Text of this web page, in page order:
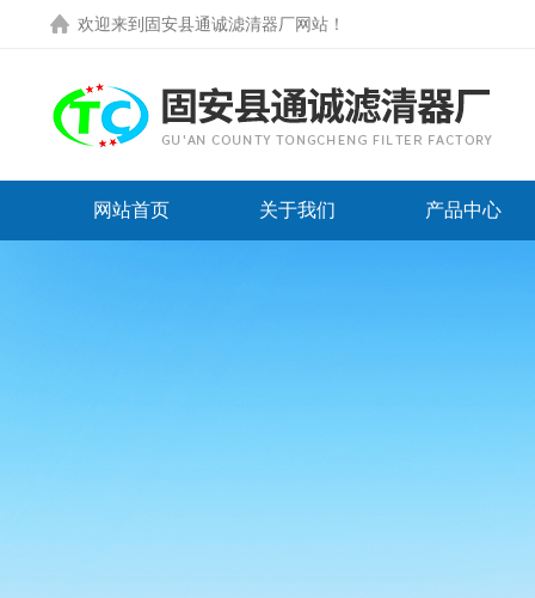
欢迎来到 固安县通诚滤清器厂网站 ！
网站首页 关于我们 产品中心